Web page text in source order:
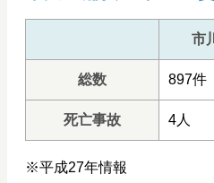
市
総数 897件
死亡事故 4人
※平成27年情報